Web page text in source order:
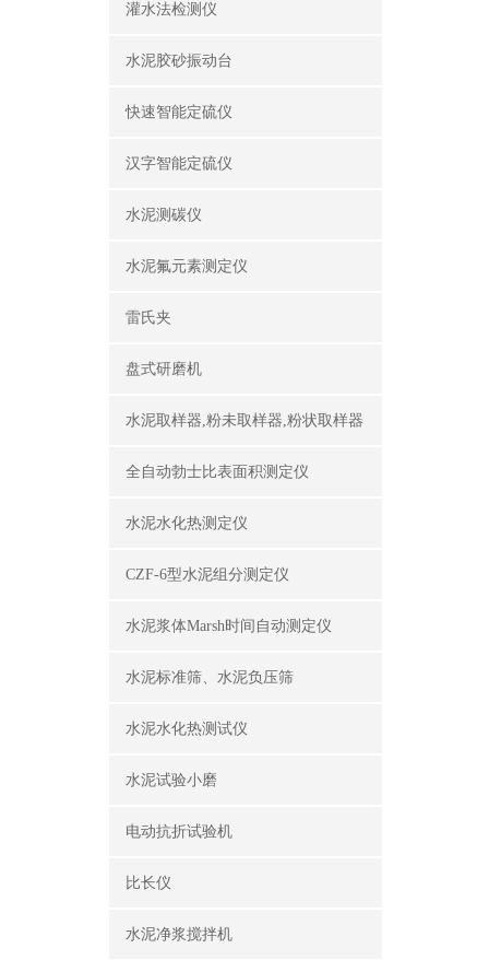
灌水法检测仪
水泥胶砂振动台
快速智能定硫仪
汉字智能定硫仪
水泥测碳仪
水泥氟元素测定仪
雷氏夹
盘式研磨机
水泥取样器,粉未取样器,粉状取样器
全自动勃士比表面积测定仪
水泥水化热测定仪
CZF-6型水泥组分测定仪
水泥浆体Marsh时间自动测定仪
水泥标准筛、水泥负压筛
水泥水化热测试仪
水泥试验小磨
电动抗折试验机
比长仪
水泥净浆搅拌机